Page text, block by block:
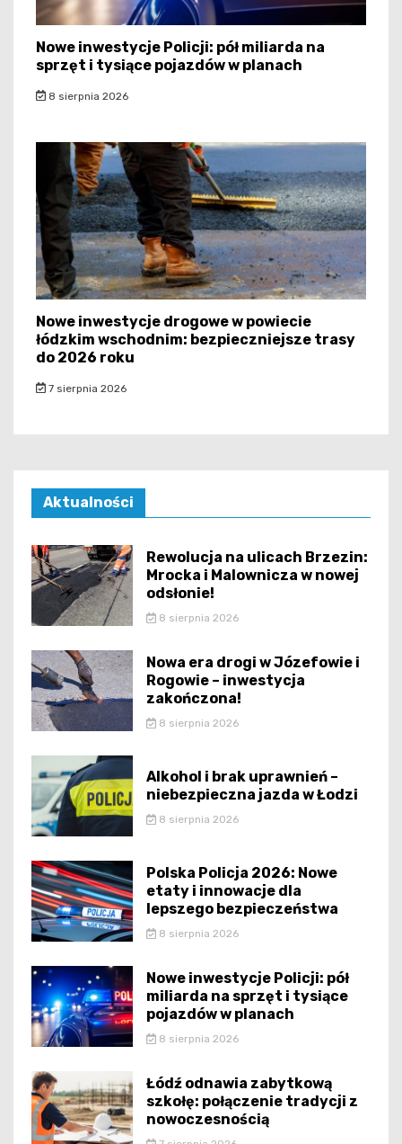
Nowe inwestycje Policji: pół miliarda na
sprzęt i tysiące pojazdów w planach
8 sierpnia 2026
Nowe inwestycje drogowe w powiecie
łódzkim wschodnim: bezpieczniejsze trasy
do 2026 roku
7 sierpnia 2026
Aktualności
Rewolucja na ulicach Brzezin:
Mrocka i Malownicza w nowej
odsłonie!
8 sierpnia 2026
Nowa era drogi w Józefowie i
Rogowie – inwestycja
zakończona!
8 sierpnia 2026
Alkohol i brak uprawnień –
niebezpieczna jazda w Łodzi
8 sierpnia 2026
Polska Policja 2026: Nowe
etaty i innowacje dla
lepszego bezpieczeństwa
8 sierpnia 2026
Nowe inwestycje Policji: pół
miliarda na sprzęt i tysiące
pojazdów w planach
8 sierpnia 2026
Łódź odnawia zabytkową
szkołę: połączenie tradycji z
nowoczesnością